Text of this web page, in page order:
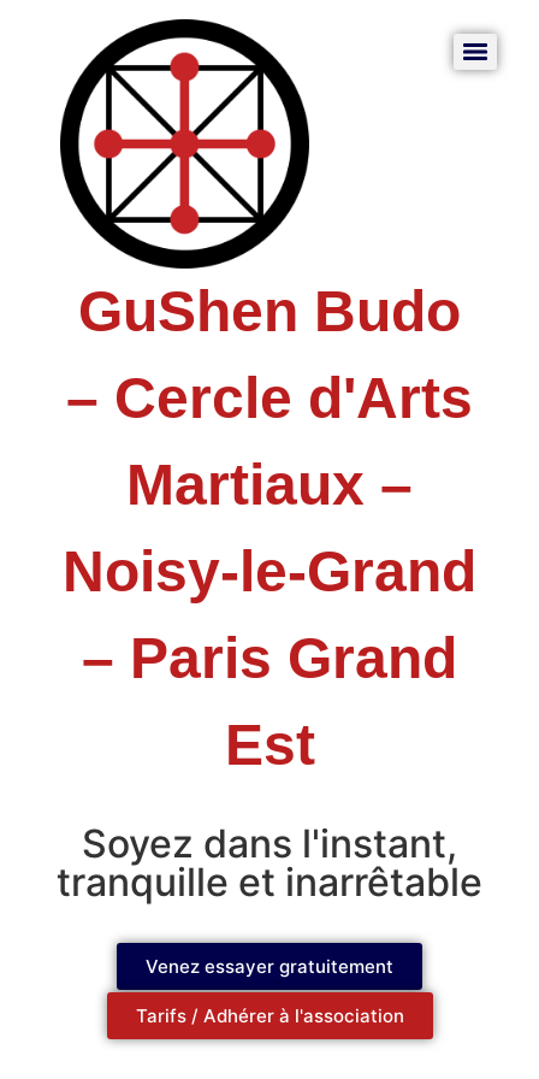
GuShen Budo
– Cercle d'Arts
Martiaux –
Noisy-le-Grand
– Paris Grand
Est
Soyez dans l'instant,
tranquille et inarrêtable
Venez essayer gratuitement
Tarifs / Adhérer à l'association